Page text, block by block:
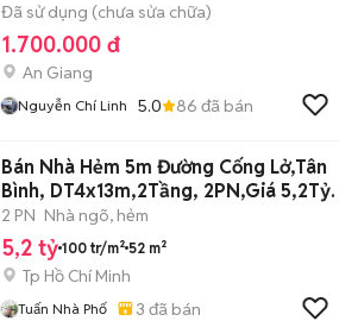
Đã sử dụng (chưa sửa chữa)
1.700.000 đ
An Giang
Nguyễn Chí Linh 5.0 86 đã bán
Bán Nhà Hẻm 5m Đường Cống Lở,Tân
Bình, DT4x13m,2Tầng, 2PN,Giá 5,2Tỷ.
2 PN Nhà ngõ, hẻm
5,2 tỷ 100 tr/m² 52 m²
Tp Hồ Chí Minh
Tuấn Nhà Phố 3 đã bán